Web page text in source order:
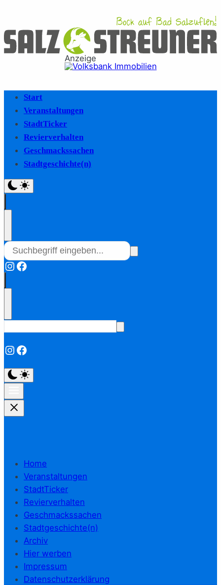
Anzeige
Start
Veranstaltungen
StadtTicker
Revierverhalten
Geschmackssachen
Stadtgeschichte(n)
Instagram
Facebook
Instagram
Facebook
Home
Veranstaltungen
StadtTicker
Revierverhalten
Geschmackssachen
Stadtgeschichte(n)
Archiv
Hier werben
Impressum
Datenschutzerklärung